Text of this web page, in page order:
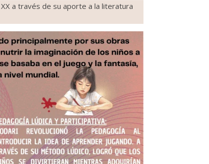
a través de su aporte a la literatura